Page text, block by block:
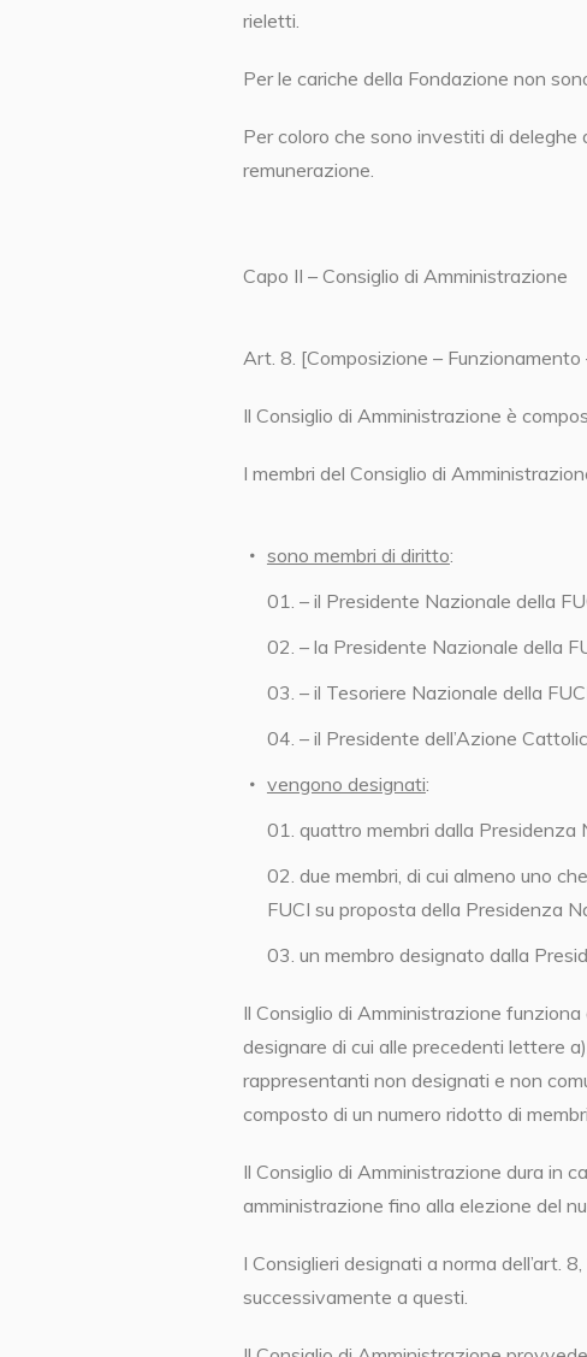
rieletti.
Per le cariche della Fondazione non
Per coloro che sono investiti di
remunerazione.
Capo II – Consiglio di Amministrazione
Art. 8. [Composizione – Funzionamento
Il Consiglio di Amministrazione è
I membri del Consiglio di
sono membri di diritto:
– il Presidente Nazionale della
– la Presidente Nazionale della
– il Tesoriere Nazionale della
– il Presidente dell’Azione
vengono designati:
quattro membri dalla Presidenza
due membri, di cui almeno uno
FUCI su proposta della Presidenza
un membro designato dalla
Il Consiglio di Amministrazione
designare di cui alle precedenti lettere
rappresentanti non designati e non
composto di un numero ridotto di
Il Consiglio di Amministrazione dura in
amministrazione fino alla elezione del
I Consiglieri designati a norma dell’art. 8,
successivamente a questi.